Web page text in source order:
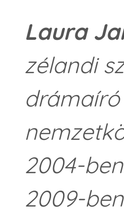
Laura
zélandi
2004-
2009-